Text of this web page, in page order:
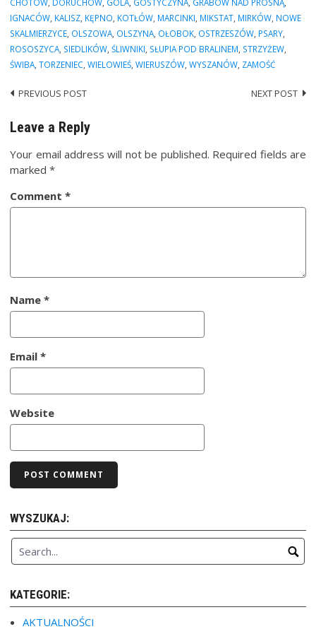
IGNACÓW KALISZ KĘPNO KOTŁÓW MARCINKI MIKSTAT MIRKÓW NOWE
SKALMIERZYCE OLSZOWA OLSZYNA OŁOBOK OSTRZESZÓW PSARY
ROSOSZYCA SIEDLIKÓW ,ŚLIWNIKI SŁUPIA POD BRALINEM STRZYŻEW
ŚWIBA ,TORZENIEC ,WIELOWIEŚ ,WIERUSZÓW ,WYSZANÓW ZAMOŚĆ
Post
navigation
PREVIOUS POST NEXT POST
Leave a Reply
Your email address will not be published. Required fields are
marked*
Comment*
Name*
Email*
Website
WYSZUKAJ:
KATEGORIE:
AKTUALNOŚCI